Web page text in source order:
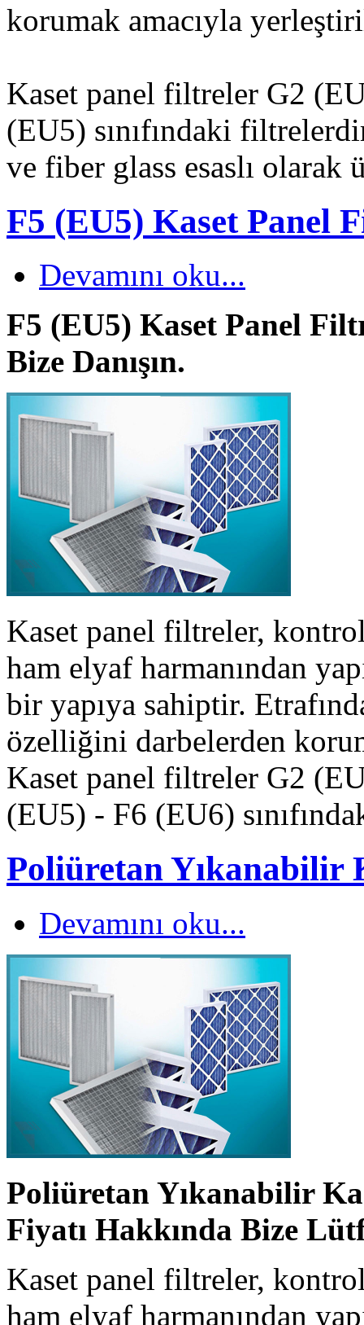
korumak amacıyla
Kaset panel filtreler G2
(EU5) sınıfındaki
ve fiber glass esaslı olarak
F5 (EU5) Kaset Panel
Devamını oku...
F5 (EU5) Kaset Panel
Bize Danışın.
Kaset panel filtreler,
ham elyaf harmanından
bir yapıya sahiptir.
özelliğini darbelerden
Kaset panel filtreler G2
(EU5) - F6 (EU6)
Poliüretan Yıkanabilir
Devamını oku...
Poliüretan Yıkanabilir
Fiyatı Hakkında Bize
Kaset panel filtreler,
ham elyaf harmanından